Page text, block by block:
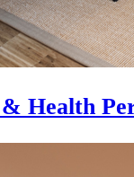
Health